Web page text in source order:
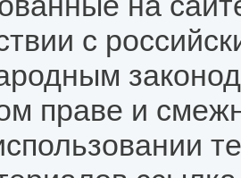
с
праве и